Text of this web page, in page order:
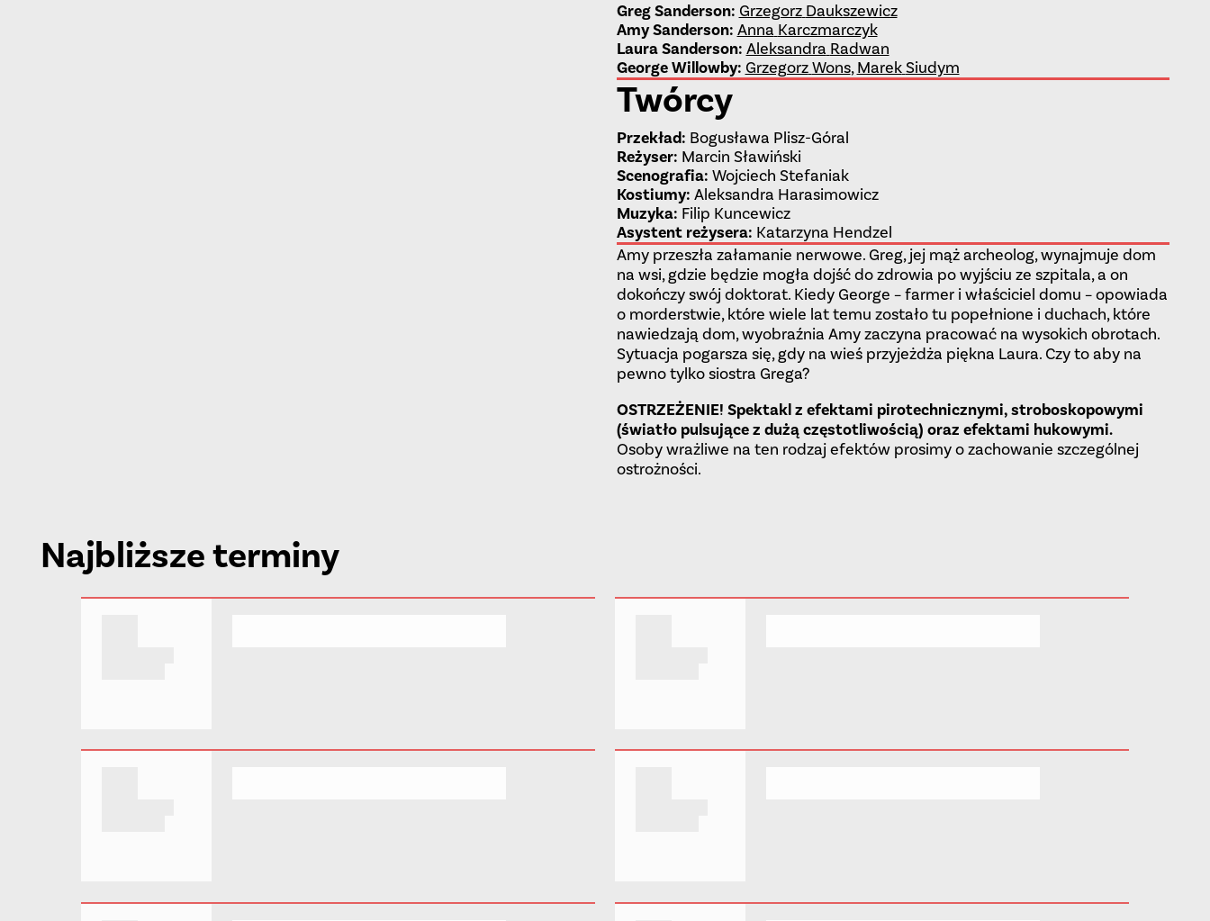
Greg Sanderson: Grzegorz Daukszewicz
Amy Sanderson: Anna Karczmarczyk
Laura Sanderson: Aleksandra Radwan
George Willowby: Grzegorz Wons,Marek Siudym
Twórcy
Przekład: Bogusława Plisz-Góral
Reżyser: Marcin Sławiński
Scenografia: Wojciech Stefaniak
Kostiumy: Aleksandra Harasimowicz
Muzyka: Filip Kuncewicz
Asystent reżysera: Katarzyna Hendzel
Amy przeszła załamanie nerwowe. Greg, jej mąż archeolog, wynajmuje dom
na wsi, gdzie będzie mogła dojść do zdrowia po wyjściu ze szpitala, a on
dokończy swój doktorat. Kiedy George – farmer i właściciel domu – opowiada
o morderstwie, które wiele lat temu zostało tu popełnione i duchach, które
nawiedzają dom, wyobraźnia Amy zaczyna pracować na wysokich obrotach.
Sytuacja pogarsza się, gdy na wieś przyjeżdża piękna Laura. Czy to aby na
pewno tylko siostra Grega?
OSTRZEŻENIE! Spektakl z efektami pirotechnicznymi, stroboskopowymi
(światło pulsujące z dużą częstotliwością) oraz efektami hukowymi.
Osoby wrażliwe na ten rodzaj efektów prosimy o zachowanie szczególnej
ostrożności.
Najbliższe terminy